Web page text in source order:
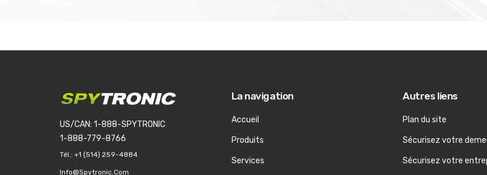
US/CAN: 1-888-SPYTRONIC
1-888-779-8766
Tél.: +1 (514) 259-4884
Info@spytronic.com
La navigation
Accueil
Produits
Services
Autres liens
Plan du site
Sécurisez votre
Sécurisez votre